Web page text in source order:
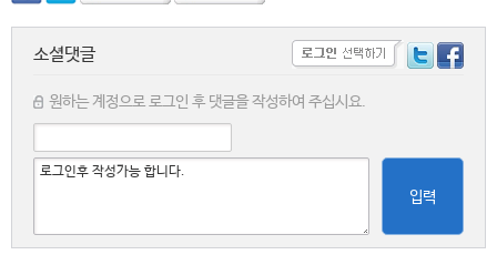
소셜댓글
원하는 계정으로 로그인 후 댓글을 작성하여 주십시요.
입력